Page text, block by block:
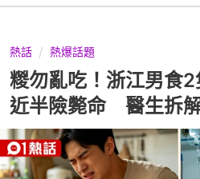
熱話 熱爆話題
糉勿亂吃！浙江男食
近半險斃命 醫生拆